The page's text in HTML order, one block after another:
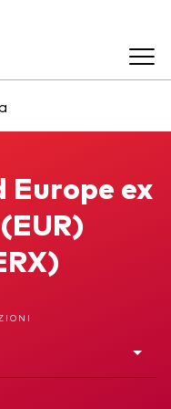
categorie
ETF
Europe ex